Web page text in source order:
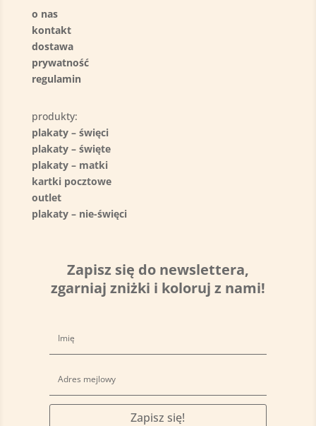
o nas
kontakt
dostawa
prywatność
regulamin
produkty:
plakaty – święci
plakaty – święte
plakaty – matki
kartki pocztowe
outlet
plakaty – nie-święci
Zapisz się do newslettera,
zgarniaj zniżki i koloruj z nami!
Zapisz się!